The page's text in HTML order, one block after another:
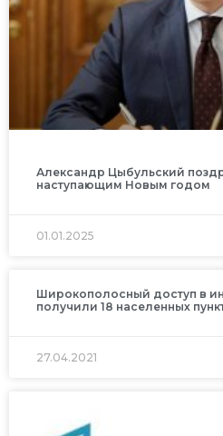
Александр Цыбульский
наступающим Новым годом
01.01.2025
Широкополосный доступ в
получили 18 населенных
27.04.2021